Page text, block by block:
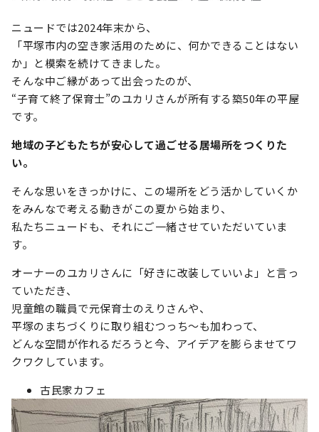
ニュードでは2024年末から、
「平塚市内の空き家活用のために、何かできることはない
か」と模索を続けてきました。
そんな中ご縁があって出会ったのが、
“子育て終了保育士”のユカリさんが所有する築50年の平屋
です。
地域の子どもたちが安心して過ごせる居場所をつくりた
い。
そんな思いをきっかけに、この場所をどう活かしていくか
をみんなで考える動きがこの夏から始まり、
私たちニュードも、それにご一緒させていただいていま
す。
オーナーのユカリさんに「好きに改装していいよ」と言っ
ていただき、
児童館の職員で元保育士のえりさんや、
平塚のまちづくりに取り組むつっち〜も加わって、
どんな空間が作れるだろうと今、アイデアを膨らませてワ
クワクしています。
古民家カフェ